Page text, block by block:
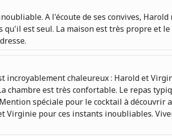
A l'écoute de ses convives,
est seul. La maison est très propre et
incroyablement chaleureux : Harold et
chambre est très confortable. Le repas
spéciale pour le cocktail à découvrir
Virginie pour ces instants inoubliables.